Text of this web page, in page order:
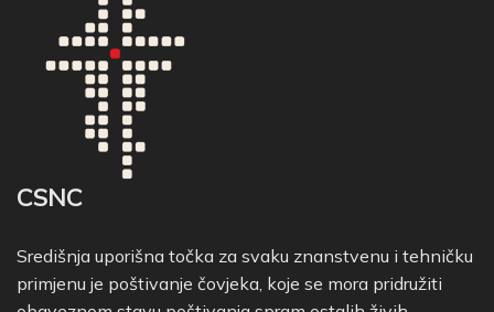
CSNC
Središnja uporišna točka za svaku znanstvenu i tehničku
primjenu je poštivanje čovjeka, koje se mora pridružiti